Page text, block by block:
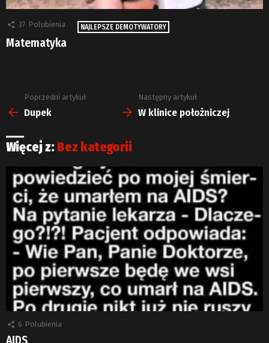
37 Polubienia NAJLEPSZE DEMOTYWATORY
Matematyka
Zobacz
więcej
Poprzedni artykuł
Dupek
Następny artykuł
W klinice położniczej
Więcej z: Bez kategorii
6 Polubienia
AIDS